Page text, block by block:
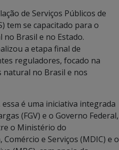
de Serviços Públicos de
tem se capacitado para o
Brasil e no Estado.
a etapa final de
reguladores, focado na
no Brasil e nos
essa é uma iniciativa integrada
(FGV) e o Governo Federal,
o Ministério do
e Serviços (MDIC) e o